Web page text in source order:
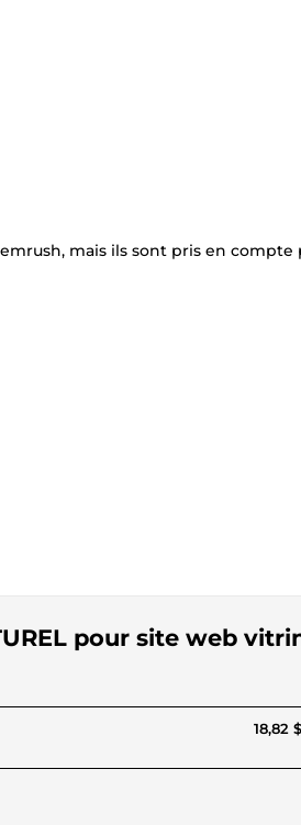
mais ils sont pris en compte
pour site web
18,82